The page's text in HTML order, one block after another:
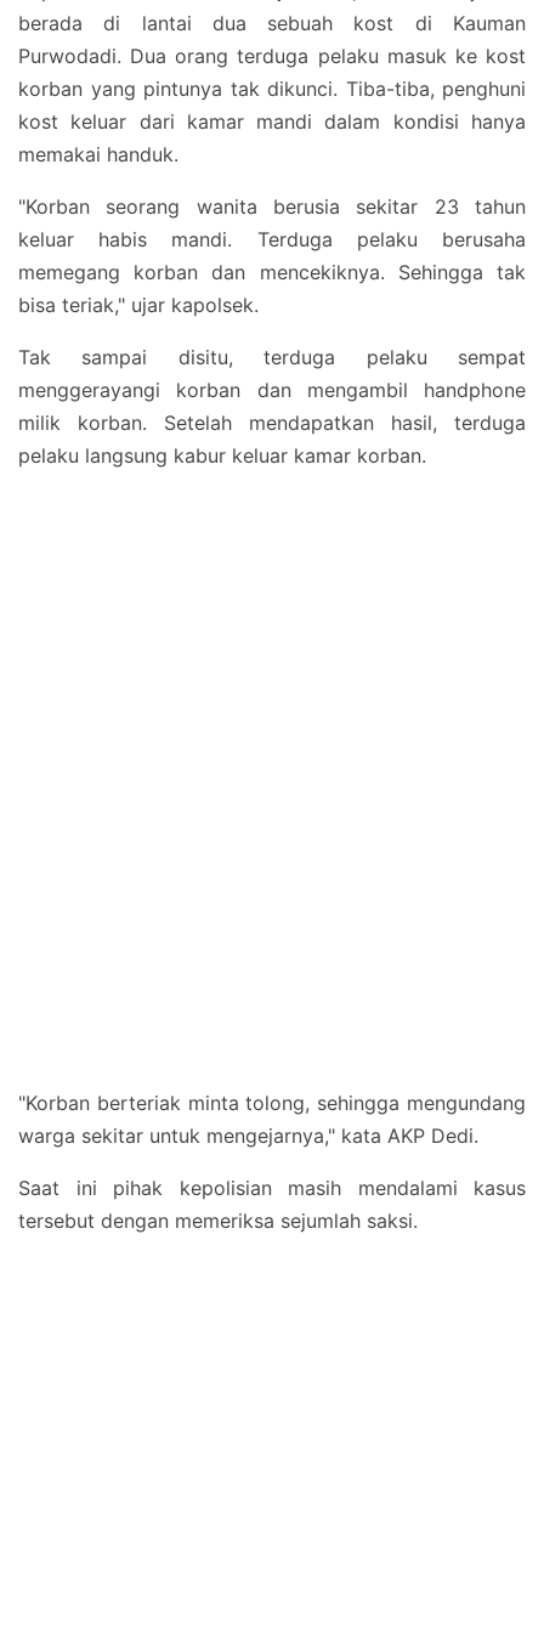
berada di lantai dua sebuah kost di Kauman
Purwodadi. Dua orang terduga pelaku masuk ke kost
korban yang pintunya tak dikunci. Tiba-tiba, penghuni
kost keluar dari kamar mandi dalam kondisi hanya
memakai handuk.
"Korban seorang wanita berusia sekitar 23 tahun
keluar habis mandi. Terduga pelaku berusaha
memegang korban dan mencekiknya. Sehingga tak
bisa teriak," ujar kapolsek.
Tak sampai disitu, terduga pelaku sempat
menggerayangi korban dan mengambil handphone
milik korban. Setelah mendapatkan hasil, terduga
pelaku langsung kabur keluar kamar korban.
"Korban berteriak minta tolong, sehingga mengundang
warga sekitar untuk mengejarnya," kata AKP Dedi.
Saat ini pihak kepolisian masih mendalami kasus
tersebut dengan memeriksa sejumlah saksi.